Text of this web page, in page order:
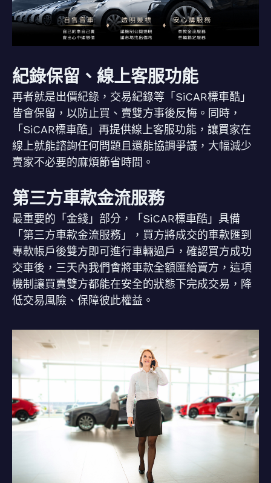
紀錄保留、線上客服功能
再者就是出價紀錄，交易紀錄等「SiCAR標車酷」
皆會保留，以防止買、賣雙方事後反悔。同時，
「SiCAR標車酷」再提供線上客服功能，讓買家在
線上就能諮詢任何問題且還能協調爭議，大幅減少
賣家不必要的麻煩節省時間。
第三方車款金流服務
最重要的「金錢」部分，「SiCAR標車酷」具備
「第三方車款金流服務」，買方將成交的車款匯到
專款帳戶後雙方即可進行車輛過戶，確認買方成功
交車後，三天內我們會將車款全額匯給賣方，這項
機制讓買賣雙方都能在安全的狀態下完成交易，降
低交易風險、保障彼此權益。